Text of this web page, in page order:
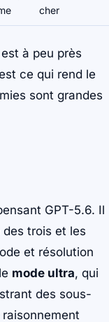
cher
à peu près
ce qui rend le
sont grandes
GPT-5.6. Il
trois et les
et résolution
mode ultra, qui
des sous-